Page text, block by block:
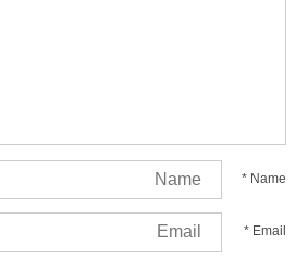
Name
*
Email
*